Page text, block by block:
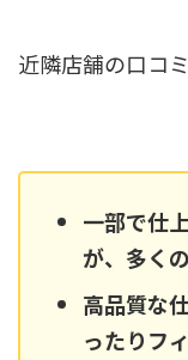
近隣店舗の口コ
一部で仕
が、多く
高品質な
ったりフ